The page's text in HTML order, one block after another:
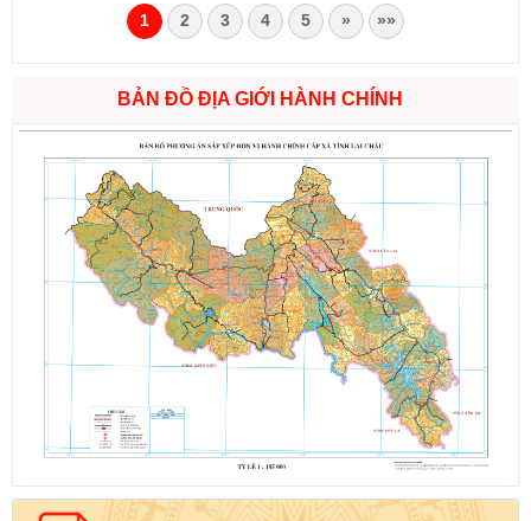
1 2 3 4 5 » »»
BẢN ĐỒ ĐỊA GIỚI HÀNH CHÍNH